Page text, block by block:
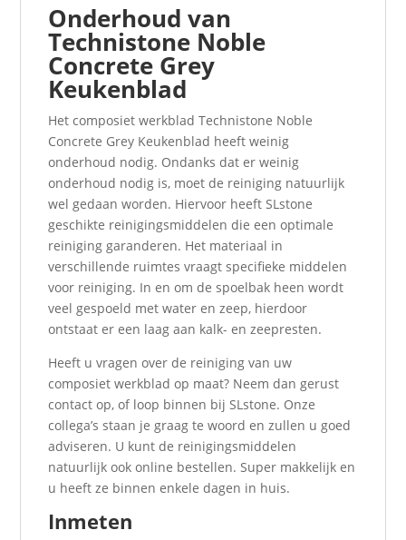
Onderhoud van
Technistone Noble
Concrete Grey
Keukenblad
Het composiet werkblad Technistone Noble
Concrete Grey Keukenblad heeft weinig
onderhoud nodig. Ondanks dat er weinig
onderhoud nodig is, moet de reiniging natuurlijk
wel gedaan worden. Hiervoor heeft SLstone
geschikte reinigingsmiddelen die een optimale
reiniging garanderen. Het materiaal in
verschillende ruimtes vraagt specifieke middelen
voor reiniging. In en om de spoelbak heen wordt
veel gespoeld met water en zeep, hierdoor
ontstaat er een laag aan kalk- en zeepresten.
Heeft u vragen over de reiniging van uw
composiet werkblad op maat? Neem dan gerust
contact op, of loop binnen bij SLstone. Onze
collega’s staan je graag te woord en zullen u goed
adviseren. U kunt de reinigingsmiddelen
natuurlijk ook online bestellen. Super makkelijk en
u heeft ze binnen enkele dagen in huis.
Inmeten